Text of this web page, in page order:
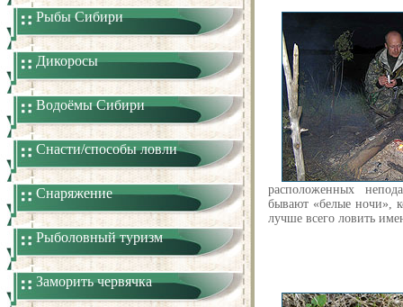
Рыбы Сибири
Дикоросы
Водоёмы Сибири
Снасти/способы ловли
Снаряжение
Рыболовный туризм
Заморить червячка
расположенных
бывают «белые ночи»,
лучше всего ловить